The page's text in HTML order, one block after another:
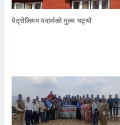
पेट्रोलियम पदार्थको मुल्य घट्यो